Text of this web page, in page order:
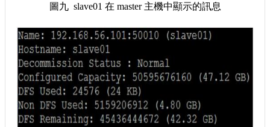
圖九 slave01 在 master 主機中顯示的訊息